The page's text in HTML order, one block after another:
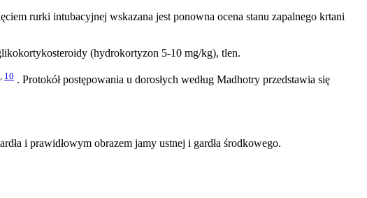
rurki intubacyjnej wskazana jest ponowna ocena stanu zapalnego krtani
(hydrokortyzon 5-10 mg/kg), tlen.
, 10 . Protokół postępowania u dorosłych według Madhotry przedstawia się
i prawidłowym obrazem jamy ustnej i gardła środkowego.